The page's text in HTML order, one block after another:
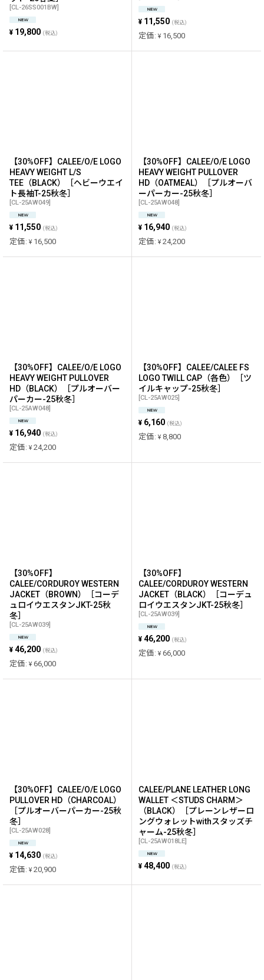
[CL-26SS001BW]
¥ 19,800 (税込)
¥ 11,550 (税込)
定価: ¥ 16,500
【30%OFF】CALEE/O/E LOGO
HEAVY WEIGHT L/S
TEE（BLACK）［ヘビーウエイ
ト長袖T-25秋冬］
[CL-25AW049]
¥ 11,550 (税込)
定価: ¥ 16,500
【30%OFF】CALEE/O/E LOGO
HEAVY WEIGHT PULLOVER
HD（OATMEAL）［プルオーバ
ーパーカー-25秋冬］
[CL-25AW048]
¥ 16,940 (税込)
定価: ¥ 24,200
【30%OFF】CALEE/O/E LOGO
HEAVY WEIGHT PULLOVER
HD（BLACK）［プルオーバー
パーカー-25秋冬］
[CL-25AW048]
¥ 16,940 (税込)
定価: ¥ 24,200
【30%OFF】CALEE/CALEE FS
LOGO TWILL CAP（各色）［ツ
イルキャップ-25秋冬］
[CL-25AW025]
¥ 6,160 (税込)
定価: ¥ 8,800
【30%OFF】
CALEE/CORDUROY WESTERN
JACKET（BROWN）［コーデ
ュロイウエスタンJKT-25秋
冬］
[CL-25AW039]
¥ 46,200 (税込)
定価: ¥ 66,000
【30%OFF】
CALEE/CORDUROY WESTERN
JACKET（BLACK）［コーデュ
ロイウエスタンJKT-25秋冬］
[CL-25AW039]
¥ 46,200 (税込)
定価: ¥ 66,000
【30%OFF】CALEE/O/E LOGO
PULLOVER HD（CHARCOAL）
［プルオーバーパーカー-25秋
冬］
[CL-25AW028]
¥ 14,630 (税込)
定価: ¥ 20,900
CALEE/PLANE LEATHER LONG
WALLET ＜STUDS CHARM＞
（BLACK）［プレーンレザーロ
ングウォレットwithスタッズチ
ャーム-25秋冬］
[CL-25AW018LE]
¥ 48,400 (税込)